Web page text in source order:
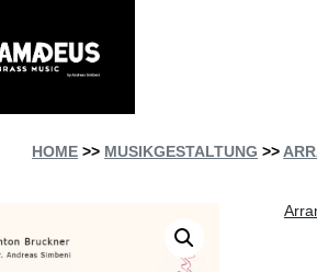
HOME >> MUSIKGESTALTUNG >>